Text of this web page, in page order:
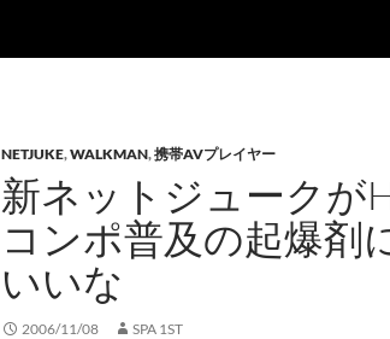
NETJUKE,WALKMAN,携帯AVプレイヤー
新ネットジュークが
コンポ普及の起爆剤
いいな
2006/11/08 SPA 1ST